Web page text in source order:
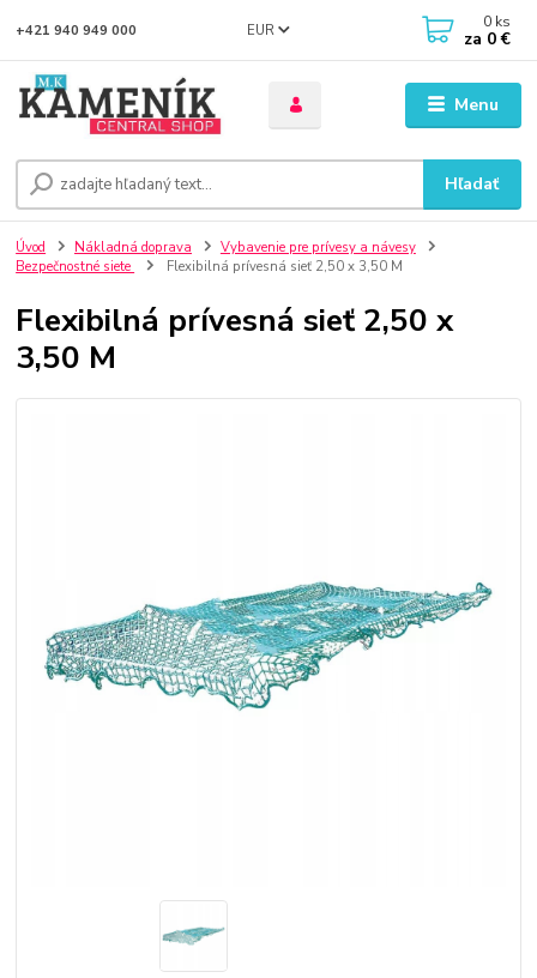
Menu
EUR
Hľadať
+421 940 949 000 0 ks
za 0 €
Úvod Nákladná doprava
Vybavenie pre prívesy a návesy
Bezpečnostné siete
Flexibilná prívesná sieť 2,50 x 3,50 M
Flexibilná prívesná sieť 2,50 x
3,50 M